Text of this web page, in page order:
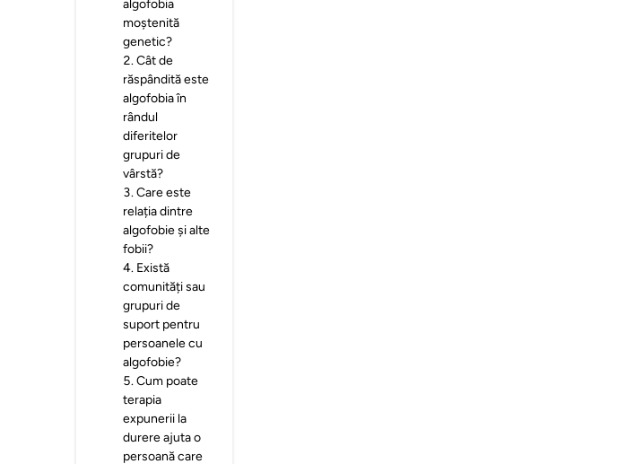
algofobia
moștenită
genetic?
2.Cât de
răspândită este
algofobia în
rândul
diferitelor
grupuri de
vârstă?
3.Care este
relația dintre
algofobie și alte
fobii?
4. Există
comunități sau
grupuri de
suport pentru
persoanele cu
algofobie?
5.Cum poate
terapia
expunerii la
durere ajuta o
persoană care